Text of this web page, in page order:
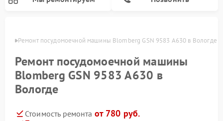
Ремонт посудомоечной машины Blomberg GSN 9583 A630 в Вологде
Ремонт посудомоечной машины
Blomberg GSN 9583 A630 в
Вологде
Стоимость ремонта от 780 руб.